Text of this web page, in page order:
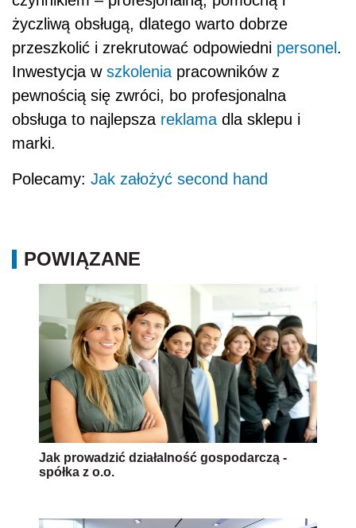
życzliwą obsługą, dlatego warto dobrze
przeszkolić i zrekrutować odpowiedni personel.
Inwestycja w szkolenia pracowników z
pewnością się zwróci, bo profesjonalna
obsługa to najlepsza reklama dla sklepu i
marki.
Polecamy: Jak założyć second hand
POWIĄZANE
Jak prowadzić działalność gospodarczą -
spółka z o.o.